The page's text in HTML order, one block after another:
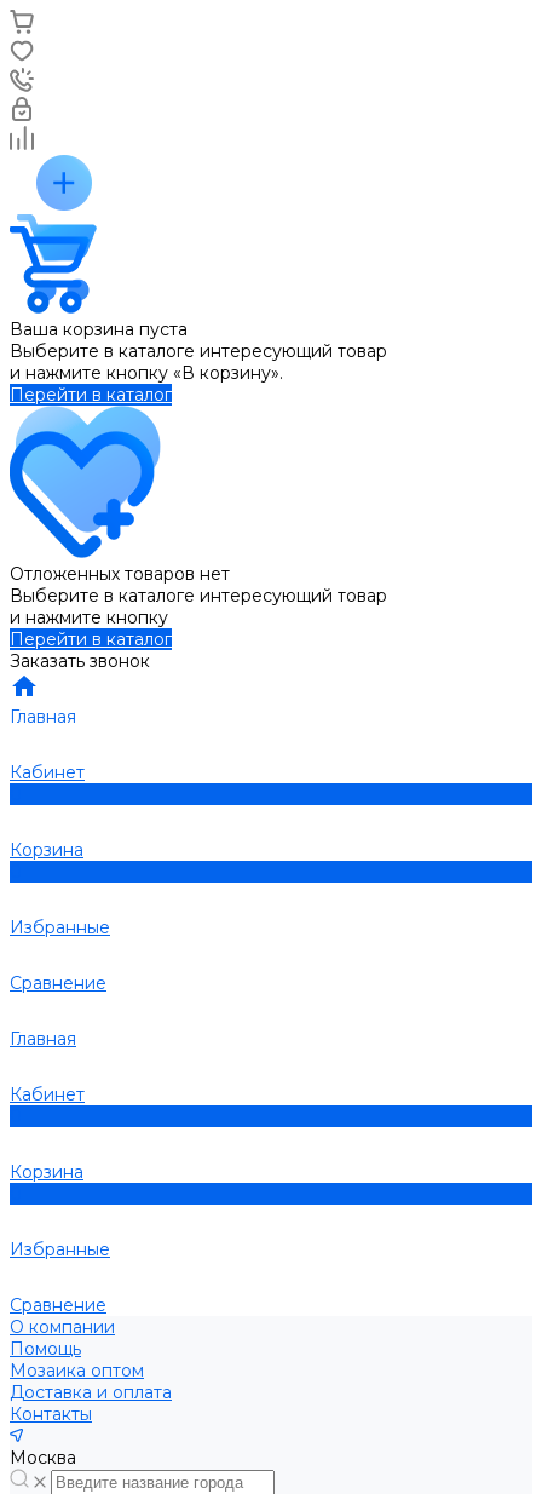
Ваша корзина пуста
Выберите в каталоге интересующий товар
и нажмите кнопку «В корзину».
Перейти в каталог
Отложенных товаров нет
Выберите в каталоге интересующий товар
и нажмите кнопку
Перейти в каталог
Заказать звонок
Главная
Кабинет
Корзина
Избранные
Сравнение
Главная
Кабинет
Корзина
Избранные
Сравнение
О компании
Помощь
Мозаика оптом
Доставка и оплата
Контакты
Москва